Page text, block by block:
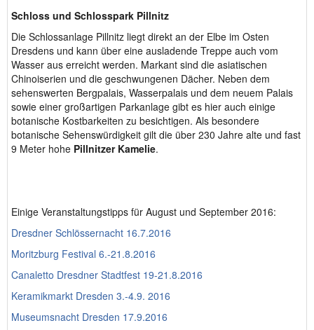
Schloss und Schlosspark Pillnitz
Die Schlossanlage Pillnitz liegt direkt an der Elbe im Osten
Dresdens und kann über eine ausladende Treppe auch vom
Wasser aus erreicht werden. Markant sind die asiatischen
Chinoiserien und die geschwungenen Dächer. Neben dem
sehenswerten Bergpalais, Wasserpalais und dem neuem Palais
sowie einer großartigen Parkanlage gibt es hier auch einige
botanische Kostbarkeiten zu besichtigen. Als besondere
botanische Sehenswürdigkeit gilt die über 230 Jahre alte und fast
9 Meter hohe Pillnitzer Kamelie.
Einige Veranstaltungstipps für August und September 2016:
Dresdner Schlössernacht 16.7.2016
Moritzburg Festival 6.-21.8.2016
Canaletto Dresdner Stadtfest 19-21.8.2016
Keramikmarkt Dresden 3.-4.9. 2016
Museumsnacht Dresden 17.9.2016